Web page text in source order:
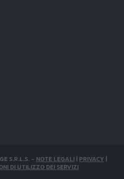
S.R.L.S. - NOTE LEGALI | PRIVACY |
DI UTILIZZO DEI SERVIZI